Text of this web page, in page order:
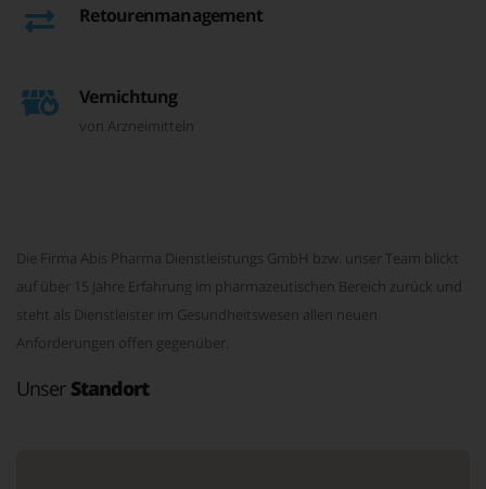
Retourenmanagement
Vernichtung
von Arzneimitteln
Die Firma Abis Pharma Dienstleistungs GmbH bzw. unser Team blickt
auf über 15 Jahre Erfahrung im pharmazeutischen Bereich zurück und
steht als Dienstleister im Gesundheitswesen allen neuen
Anforderungen offen gegenüber.
Unser Standort